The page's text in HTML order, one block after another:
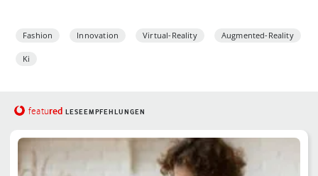
Fashion Innovation Virtual-Reality Augmented-Reality
Ki
featured LESEEMPFEHLUNGEN